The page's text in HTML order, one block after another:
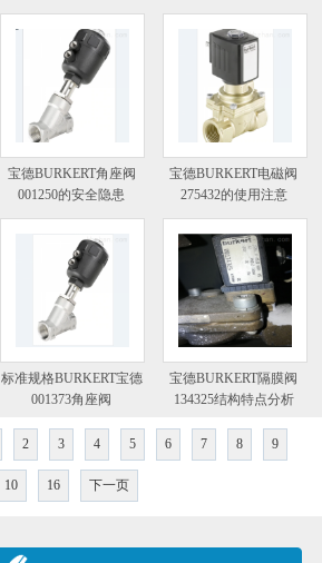
569495
宝德BURKERT角座阀
001250的安全隐患
宝德BURKERT电磁阀
275432的使用注意
标准规格BURKERT宝德
001373角座阀
宝德BURKERT隔膜阀
134325结构特点分析
2 3 4 5 6 7 8 9
10 16 下一页